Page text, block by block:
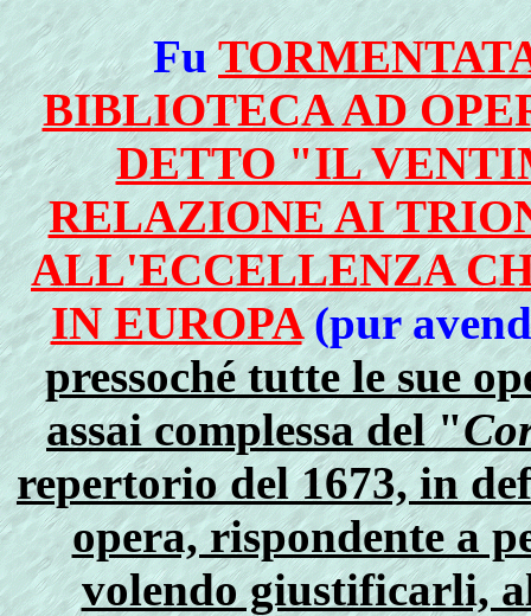
Fu
BIBLIOTECA AD
DETTO "IL
RELAZIONE AI
ALL'ECCELLENZA
IN EUROPA(pur
pressoché tutte le sue
assai complessa del "
repertorio del 1673, in
opera, rispondente a
volendo giustificarli,